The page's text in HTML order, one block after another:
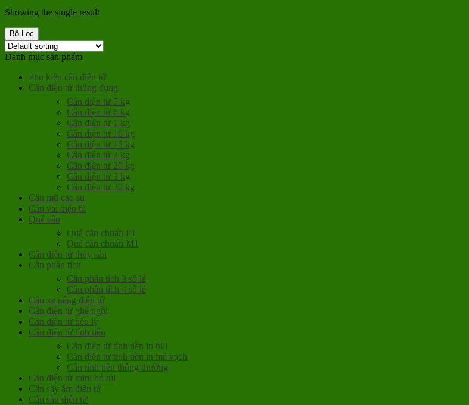
Showing the single result
Bộ Lọc
Danh mục sản phẩm
Phụ kiện cân điện tử
Cân điện tử thông dụng
Cân điện tử 5 kg
Cân điện tử 6 kg
Cân điện tử 1 kg
Cân điện tử 10 kg
Cân điện tử 15 kg
Cân điện tử 2 kg
Cân điện tử 20 kg
Cân điện tử 3 kg
Cân điện tử 30 kg
Cân mũ cao su
Cân vải điện tử
Quả cân
Quả cân chuẩn F1
Quả cân chuẩn M1
Cân điện tử thủy sản
Cân phân tích
Cân phân tích 3 số lẻ
Cân phân tích 4 số lẻ
Cân xe nâng điện tử
Cân điện tử ghế ngồi
Cân điện tử tiểu ly
Cân điện tử tính tiền
Cân điện tử tính tiền in bill
Cân điện tử tính tiền in mã vạch
Cân tính tiền thông thường
Cân điện tử mini bỏ túi
Cân sấy ẩm điện tử
Cân sàn điện tử